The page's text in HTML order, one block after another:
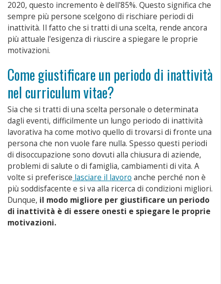
2020, questo incremento è dell'85%. Questo significa che
sempre più persone scelgono di rischiare periodi di
inattività. Il fatto che si tratti di una scelta, rende ancora
più attuale l'esigenza di riuscire a spiegare le proprie
motivazioni.
Come giustificare un periodo di inattività
nel curriculum vitae?
Sia che si tratti di una scelta personale o determinata
dagli eventi, difficilmente un lungo periodo di inattività
lavorativa ha come motivo quello di trovarsi di fronte una
persona che non vuole fare nulla. Spesso questi periodi
di disoccupazione sono dovuti alla chiusura di aziende,
problemi di salute o di famiglia, cambiamenti di vita. A
volte si preferisce lasciare il lavoro anche perché non è
più soddisfacente e si va alla ricerca di condizioni migliori.
Dunque, il modo migliore per giustificare un periodo
di inattività è di essere onesti e spiegare le proprie
motivazioni.